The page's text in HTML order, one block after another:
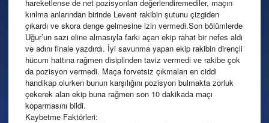
hareketlense de net pozisyonları değerlendiremediler, maçın
kırılma anlarından birinde Levent rakibin şutunu çizgiden
çıkardı ve skora denge gelmesine izin vermedi.Son bölümlerde
Uğur’un sazı eline almasıyla farkı açan ekip rahat bir nefes aldı
ve adını finale yazdırdı. İyi savunma yapan ekip rakibin dirençli
hücum hattına rağmen disiplinden taviz vermedi ve rakibe çok
da pozisyon vermedi. Maça forvetsiz çıkmaları en ciddi
handikap olurken bunun karşılığını pozisyon bulmakta zorluk
çekerek alan ekip buna rağmen son 10 dakikada maçı
koparmasını bildi.
Kaybetme Faktörleri: